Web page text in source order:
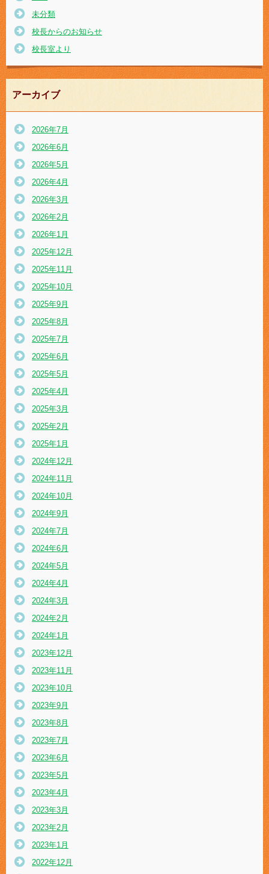
未分類
校長からのお知らせ
校長室より
アーカイブ
2026年7月
2026年6月
2026年5月
2026年4月
2026年3月
2026年2月
2026年1月
2025年12月
2025年11月
2025年10月
2025年9月
2025年8月
2025年7月
2025年6月
2025年5月
2025年4月
2025年3月
2025年2月
2025年1月
2024年12月
2024年11月
2024年10月
2024年9月
2024年7月
2024年6月
2024年5月
2024年4月
2024年3月
2024年2月
2024年1月
2023年12月
2023年11月
2023年10月
2023年9月
2023年8月
2023年7月
2023年6月
2023年5月
2023年4月
2023年3月
2023年2月
2023年1月
2022年12月